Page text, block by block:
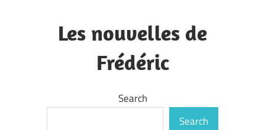
Les nouvelles de
Frédéric
Search
Search